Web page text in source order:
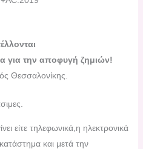
για την αποφυγή ζημιών!
Θεσσαλονίκης.
είτε τηλεφωνικά,η ηλεκτρονικά
και μετά την